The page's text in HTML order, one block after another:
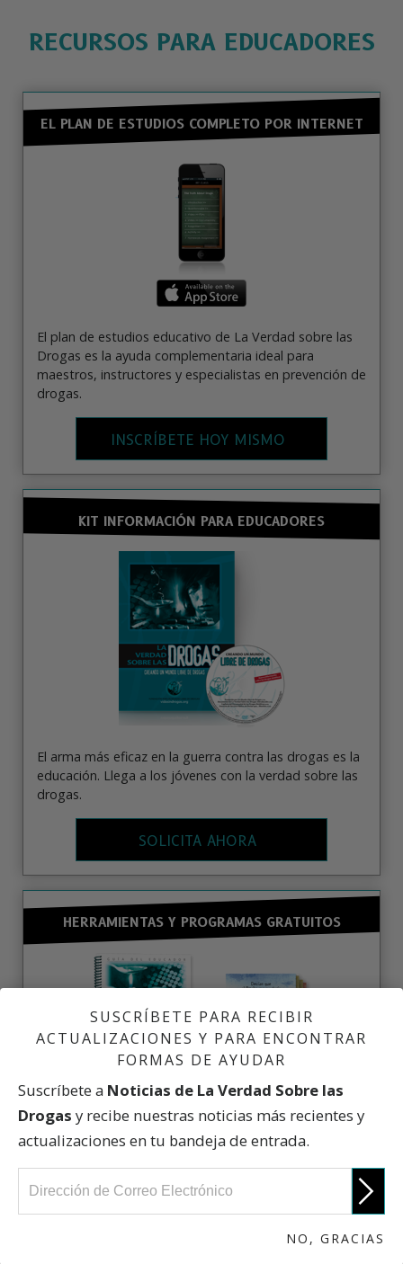
RECURSOS PARA EDUCADORES
EL PLAN DE ESTUDIOS COMPLETO POR INTERNET
El plan de estudios educativo de La Verdad sobre las
Drogas es la ayuda complementaria ideal para
maestros, instructores y especialistas en prevención de
drogas.
INSCRÍBETE HOY MISMO
KIT INFORMACIÓN PARA EDUCADORES
El arma más eficaz en la guerra contra las drogas es la
educación. Llega a los jóvenes con la verdad sobre las
drogas.
SOLICITA AHORA
HERRAMIENTAS Y PROGRAMAS GRATUITOS
joven sobre el abuso de estas sustancias.
SUSCRÍBETE PARA RECIBIR
ACTUALIZACIONES Y PARA ENCONTRAR
FORMAS DE AYUDAR
Suscríbete a Noticias de La Verdad Sobre las
Drogas y recibe nuestras noticias más recientes y
actualizaciones en tu bandeja de entrada.
NO, GRACIAS